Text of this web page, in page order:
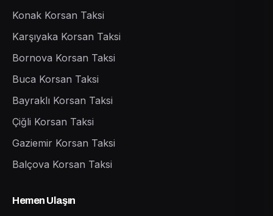
Konak Korsan Taksi
Karşıyaka Korsan Taksi
Bornova Korsan Taksi
Buca Korsan Taksi
Bayraklı Korsan Taksi
Çiğli Korsan Taksi
Gaziemir Korsan Taksi
Balçova Korsan Taksi
Hemen Ulaşın